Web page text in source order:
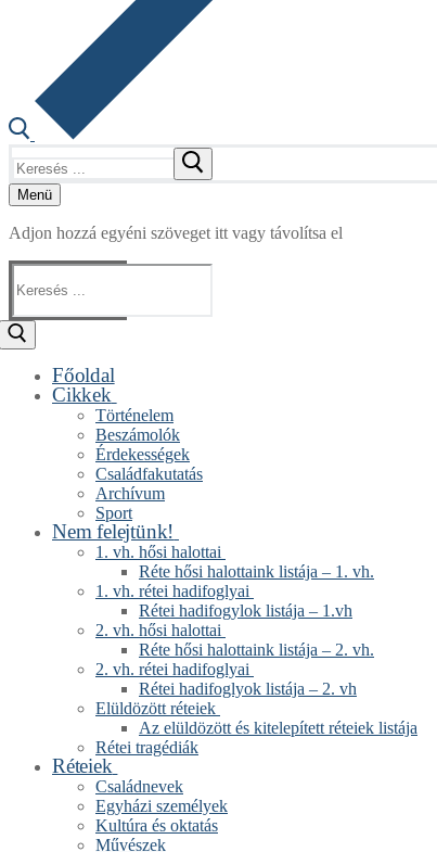
Menü
Adjon hozzá egyéni szöveget itt vagy távolítsa el
Keresése:
Főoldal
Cikkek
Történelem
Beszámolók
Érdekességek
Családfakutatás
Archívum
Sport
Nem felejtünk!
1. vh. hősi halottai
Réte hősi halottaink listája – 1. vh.
1. vh. rétei hadifoglyai
Rétei hadifogylok listája – 1.vh
2. vh. hősi halottai
Réte hősi halottaink listája – 2. vh.
2. vh. rétei hadifoglyai
Rétei hadifoglyok listája – 2. vh
Elüldözött réteiek
Az elüldözött és kitelepített réteiek listája
Rétei tragédiák
Réteiek
Családnevek
Egyházi személyek
Kultúra és oktatás
Művészek